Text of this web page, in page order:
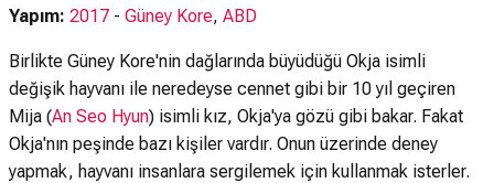
Yapım: 2017 - Güney Kore, ABD
Birlikte Güney Kore'nin dağlarında büyüdüğü Okja isimli
değişik hayvanı ile neredeyse cennet gibi bir 10 yıl geçiren
Mija (An Seo Hyun) isimli kız, Okja'ya gözü gibi bakar. Fakat
Okja'nın peşinde bazı kişiler vardır. Onun üzerinde deney
yapmak, hayvanı insanlara sergilemek için kullanmak isterler.